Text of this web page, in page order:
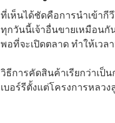
ที่เห็นได้ชัดคือการนำเข้ากี
ทุกวันนี้เจ้าอื่นขายเหมือน
พอที่จะเปิดตลาด ทำให้เว
วิธีการคัดสินค้าเรียกว่าเป็
เบอร์รีตั้งแต่โครงการหลว